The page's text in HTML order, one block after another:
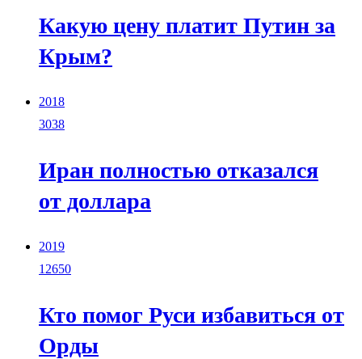
Какую цену платит Путин за
Крым?
2018
3038
Иран полностью отказался
от доллара
2019
12650
Кто помог Руси избавиться от
Орды